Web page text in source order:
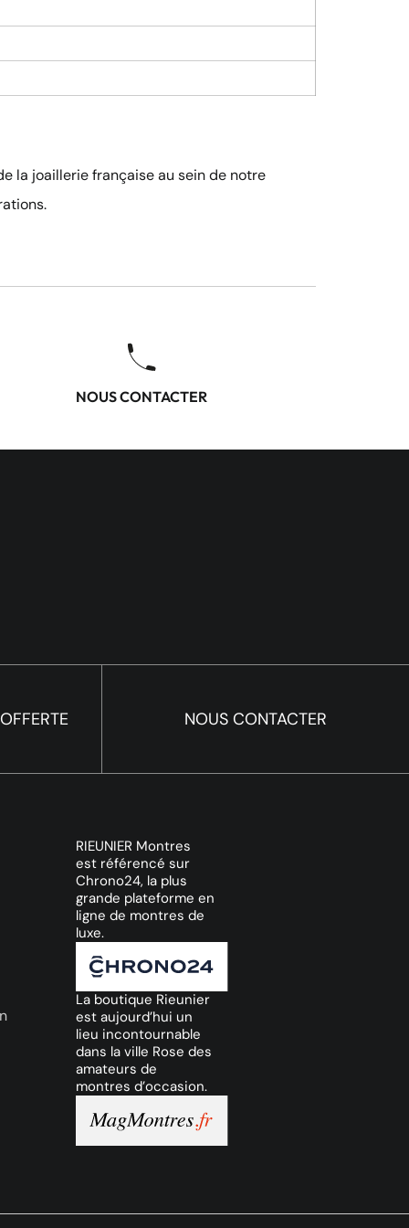
la joaillerie française au sein de notre
NOUS CONTACTER
NOUS CONTACTER
RIEUNIER Montres
est référencé sur
Chrono24, la plus
grande plateforme en
ligne de montres de
luxe.
La boutique Rieunier
est aujourd’hui un
lieu incontournable
dans la ville Rose des
amateurs de
montres d’occasion.